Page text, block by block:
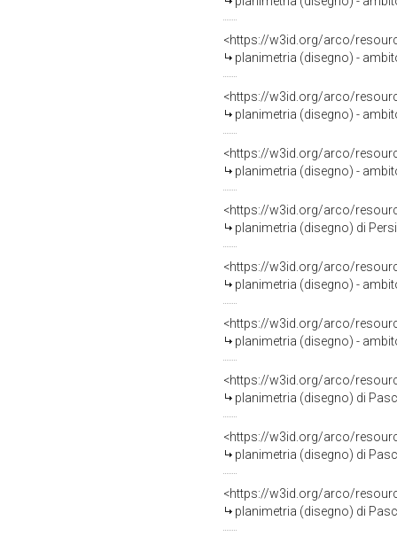
<https://w3id.org/arco/
planimetria (disegno) -
<https://w3id.org/arco/
planimetria (disegno) -
<https://w3id.org/arco/
planimetria (disegno) -
<https://w3id.org/arco/
planimetria (disegno) di
<https://w3id.org/arco/
planimetria (disegno) -
<https://w3id.org/arco/
planimetria (disegno) -
<https://w3id.org/arco/
planimetria (disegno) di
<https://w3id.org/arco/
planimetria (disegno) di
<https://w3id.org/arco/
planimetria (disegno) di